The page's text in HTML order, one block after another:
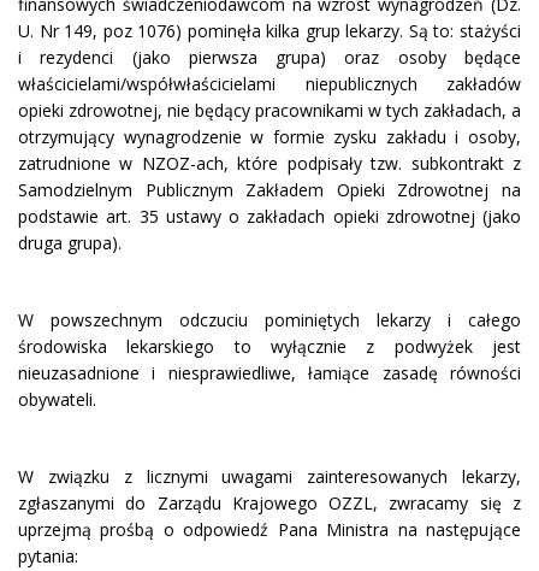
U. Nr 149, poz 1076) pominęła kilka grup lekarzy. Są to: stażyści
i rezydenci (jako pierwsza grupa) oraz osoby będące
właścicielami/współwłaścicielami niepublicznych zakładów
opieki zdrowotnej, nie będący pracownikami w tych zakładach, a
otrzymujący wynagrodzenie w formie zysku zakładu i osoby,
zatrudnione w NZOZ-ach, które podpisały tzw. subkontrakt z
Samodzielnym Publicznym Zakładem Opieki Zdrowotnej na
podstawie art. 35 ustawy o zakładach opieki zdrowotnej (jako
druga grupa).
W powszechnym odczuciu pominiętych lekarzy i całego
środowiska lekarskiego to wyłącznie z podwyżek jest
nieuzasadnione i niesprawiedliwe, łamiące zasadę równości
obywateli.
W związku z licznymi uwagami zainteresowanych lekarzy,
zgłaszanymi do Zarządu Krajowego OZZL, zwracamy się z
uprzejmą prośbą o odpowiedź Pana Ministra na następujące
pytania: